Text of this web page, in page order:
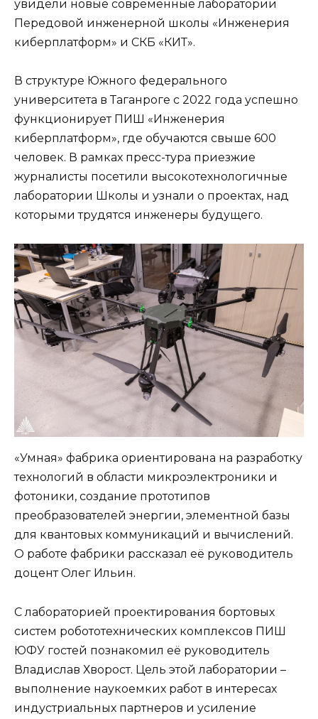
увидели новые современные лаборатории
Передовой инженерной школы «Инженерия
киберплатформ» и СКБ «КИТ».
В структуре Южного федерального
университета в Таганроге с 2022 года успешно
функционирует ПИШ «Инженерия
киберплатформ», где обучаются свыше 600
человек. В рамках пресс-тура приезжие
журналисты посетили высокотехнологичные
лаборатории Школы и узнали о проектах, над
которыми трудятся инженеры будущего.
«Умная» фабрика ориентирована на разработку
технологий в области микроэлектроники и
фотоники, создание прототипов
преобразователей энергии, элементной базы
для квантовых коммуникаций и вычислений.
О работе фабрики рассказал её руководитель
доцент Олег Ильин.
С лабораторией проектирования бортовых
систем робототехнических комплексов ПИШ
ЮФУ гостей познакомил её руководитель
Владислав Хворост. Цель этой лаборатории –
выполнение наукоемких работ в интересах
индустриальных партнеров и усиление